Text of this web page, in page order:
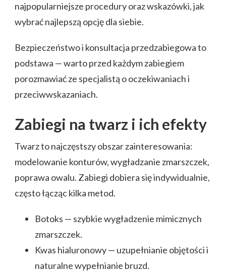
najpopularniejsze procedury oraz wskazówki, jak
wybrać najlepszą opcję dla siebie.
Bezpieczeństwo i konsultacja przedzabiegowa to
podstawa — warto przed każdym zabiegiem
porozmawiać ze specjalistą o oczekiwaniach i
przeciwwskazaniach.
Zabiegi na twarz i ich efekty
Twarz to najczęstszy obszar zainteresowania:
modelowanie konturów, wygładzanie zmarszczek,
poprawa owalu. Zabiegi dobiera się indywidualnie,
często łącząc kilka metod.
Botoks — szybkie wygładzenie mimicznych
zmarszczek.
Kwas hialuronowy — uzupełnianie objętości i
naturalne wypełnianie bruzd.